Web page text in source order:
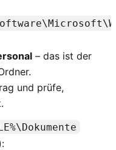
– das ist der
und prüfe,